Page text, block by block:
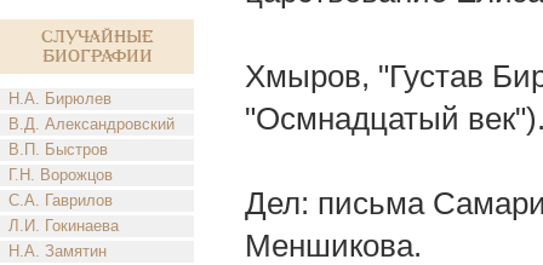
Случайные
биографии
Н.А. Бирюлев
В.Д. Александровский
В.П. Быстров
Г.Н. Ворожцов
С.А. Гаврилов
Л.И. Гокинаева
Н.А. Замятин
Хмыров, "Густав
"Осмнадцатый
Дел: письма
Меншикова.